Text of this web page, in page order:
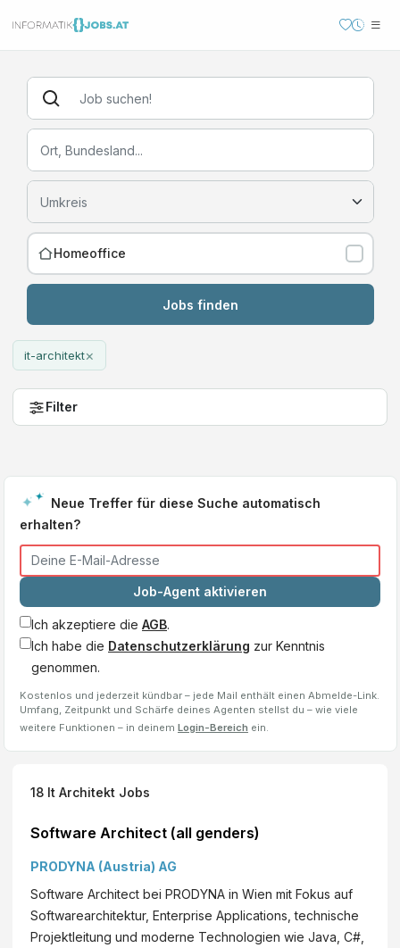
Homeoffice
Jobs finden
it-architekt×
Filter
Neue Treffer für diese Suche automatisch
erhalten?
Job-Agent aktivieren
Ich akzeptiere die AGB.
Ich habe die Datenschutzerklärung zur Kenntnis
genommen.
Kostenlos und jederzeit kündbar – jede Mail enthält einen Abmelde-Link.
Umfang, Zeitpunkt und Schärfe deines Agenten stellst du – wie viele
weitere Funktionen – in deinem Login-Bereich ein.
18 It Architekt Jobs
Software Architect (all genders)
PRODYNA (Austria) AG
Software Architect bei PRODYNA in Wien mit Fokus auf
Softwarearchitektur, Enterprise Applications, technische
Projektleitung und moderne Technologien wie Java, C#,